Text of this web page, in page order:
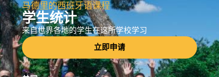
马德里的西班牙语课程
学生统计
来自世界各地的学生在这所学校学习
立即申请